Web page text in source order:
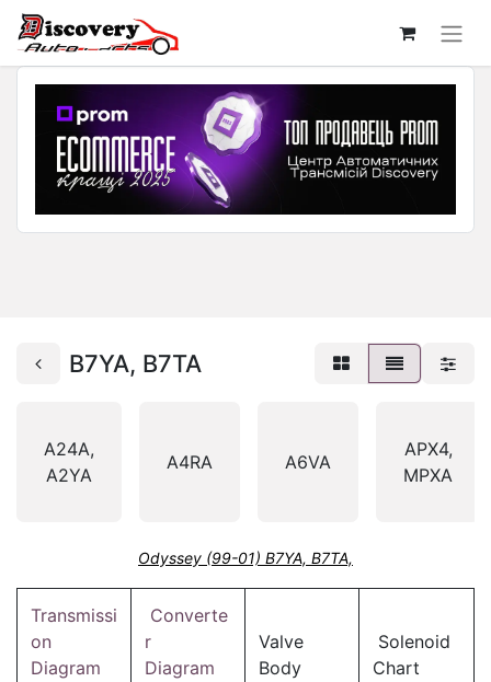
B7YA, B7TA
A24A,
A2YA
A4RA A6VA
APX4,
MPXA
Odyssey (99-01) B7YA, B7TA,
Transmissi
on
Diagram
Converte
r
Diagram
Valve
Body
Solenoid
Chart